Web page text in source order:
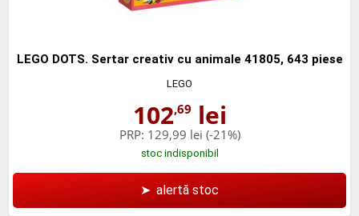
LEGO DOTS. Sertar creativ cu animale 41805, 643 piese
LEGO
102,69 lei
PRP: 129,99 lei (-21%)
stoc indisponibil
➤ alertă stoc